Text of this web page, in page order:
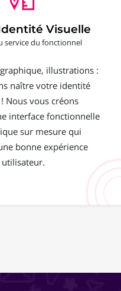
Visuelle
service du fonctionnel
illustrations :
naître votre identité
Nous vous créons
interface fonctionnelle
sur mesure qui
bonne expérience
utilisateur.